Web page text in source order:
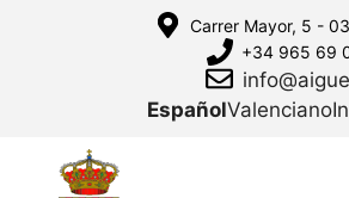
Carrer Mayor, 5 -
+34 965 69
EspañolValenciano